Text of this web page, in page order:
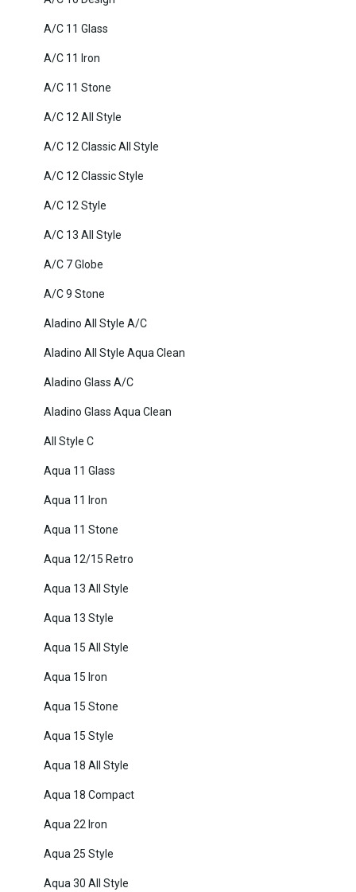
A/C 11 Glass
A/C 11 Iron
A/C 11 Stone
A/C 12 All Style
A/C 12 Classic All Style
A/C 12 Classic Style
A/C 12 Style
A/C 13 All Style
A/C 7 Globe
A/C 9 Stone
Aladino All Style A/C
Aladino All Style Aqua Clean
Aladino Glass A/C
Aladino Glass Aqua Clean
All Style C
Aqua 11 Glass
Aqua 11 Iron
Aqua 11 Stone
Aqua 12/15 Retro
Aqua 13 All Style
Aqua 13 Style
Aqua 15 All Style
Aqua 15 Iron
Aqua 15 Stone
Aqua 15 Style
Aqua 18 All Style
Aqua 18 Compact
Aqua 22 Iron
Aqua 25 Style
Aqua 30 All Style